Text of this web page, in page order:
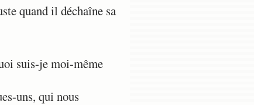
quand il déchaîne sa
suis-je moi-même
uns, qui nous